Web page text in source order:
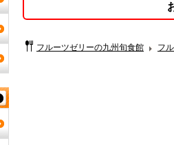
フルーツゼリーの九州旬食館 フ